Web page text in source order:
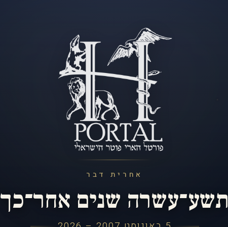
אחרית דבר
שנים אחר־כך